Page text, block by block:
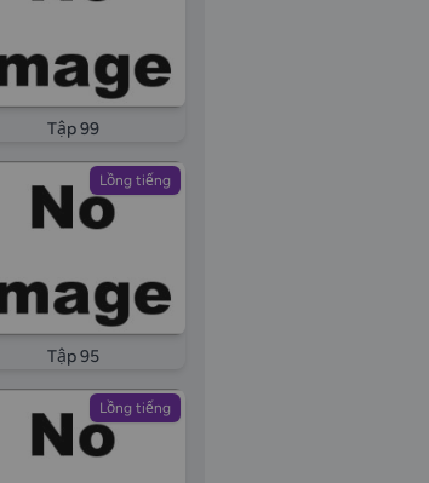
Tập 99
Lồng tiếng
Tập 95
Lồng tiếng